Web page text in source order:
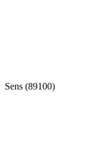
Sens (89100)